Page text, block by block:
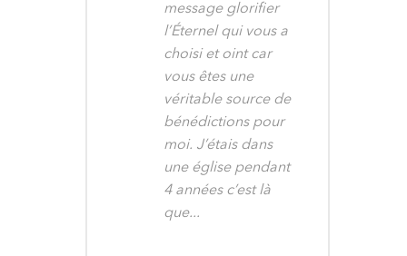
message glorifier
l’Éternel qui vous a
choisi et oint car
vous êtes une
véritable source de
bénédictions pour
moi. J’étais dans
une église pendant
4 années c’est là
que...